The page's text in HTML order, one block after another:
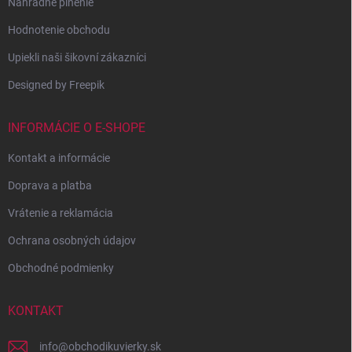
Náhradné plnenie
Hodnotenie obchodu
Upiekli naši šikovní zákazníci
Designed by Freepik
INFORMÁCIE O E-SHOPE
Kontakt a informácie
Doprava a platba
Vrátenie a reklamácia
Ochrana osobných údajov
Obchodné podmienky
KONTAKT
info@obchodikuvierky.sk